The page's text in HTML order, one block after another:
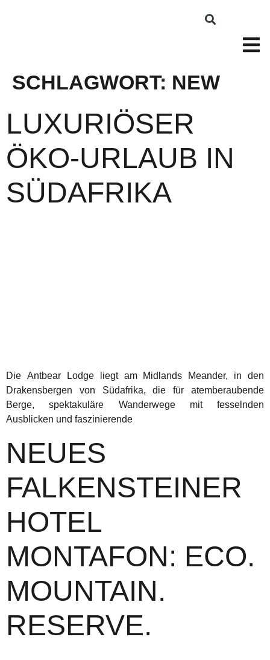
SCHLAGWORT: NEW
LUXURIÖSER
ÖKO-URLAUB IN
SÜDAFRIKA
Die Antbear Lodge liegt am Midlands Meander, in den
Drakensbergen von Südafrika, die für atemberaubende
Berge, spektakuläre Wanderwege mit fesselnden
Ausblicken und faszinierende
NEUES
FALKENSTEINER
HOTEL
MONTAFON: ECO.
MOUNTAIN.
RESERVE.